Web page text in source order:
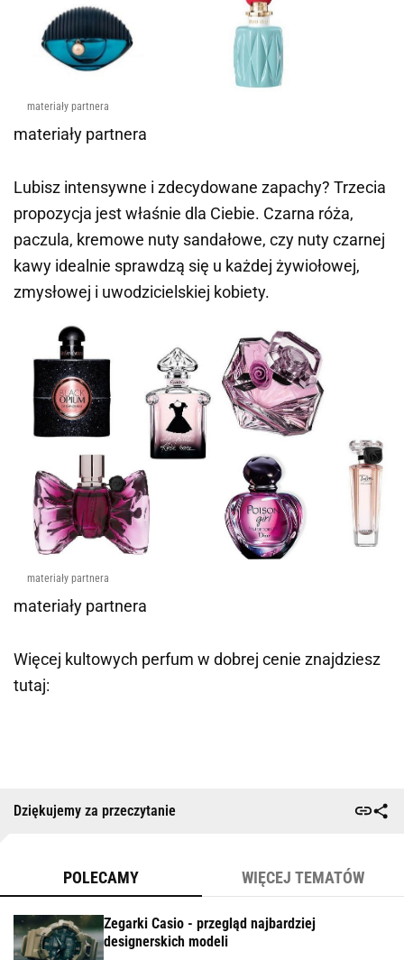
materiały partnera
materiały partnera
Lubisz intensywne i zdecydowane zapachy? Trzecia
propozycja jest właśnie dla Ciebie. Czarna róża,
paczula, kremowe nuty sandałowe, czy nuty czarnej
kawy idealnie sprawdzą się u każdej żywiołowej,
zmysłowej i uwodzicielskiej kobiety.
materiały partnera
materiały partnera
Więcej kultowych perfum w dobrej cenie znajdziesz
tutaj:
Dziękujemy za przeczytanie
POLECAMY WIĘCEJ TEMATÓW
Zegarki Casio - przegląd najbardziej
designerskich modeli